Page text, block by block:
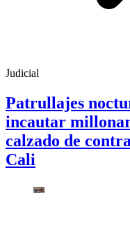
Judicial
Patrullajes
incautar
calzado de
Cali